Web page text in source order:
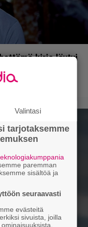
kirje löytyi
näyttää
Valintasi
tarjotaksemme
paremman
sisältöä ja
seuraavasti
evästeitä
sivuista, joilla